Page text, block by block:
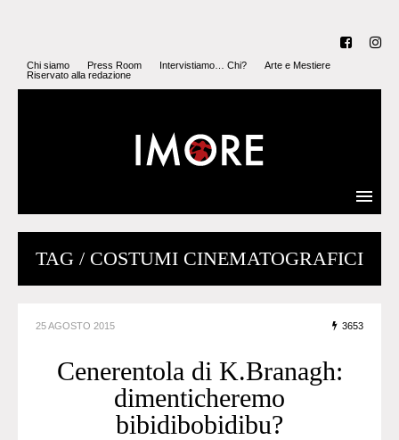
Chi siamo Press Room Intervistiamo… Chi?
Arte e Mestiere
Riservato alla redazione
TAG / COSTUMI CINEMATOGRAFICI
25 AGOSTO 2015 3653
Cenerentola di K.Branagh:
dimenticheremo
bibidibobidibu?